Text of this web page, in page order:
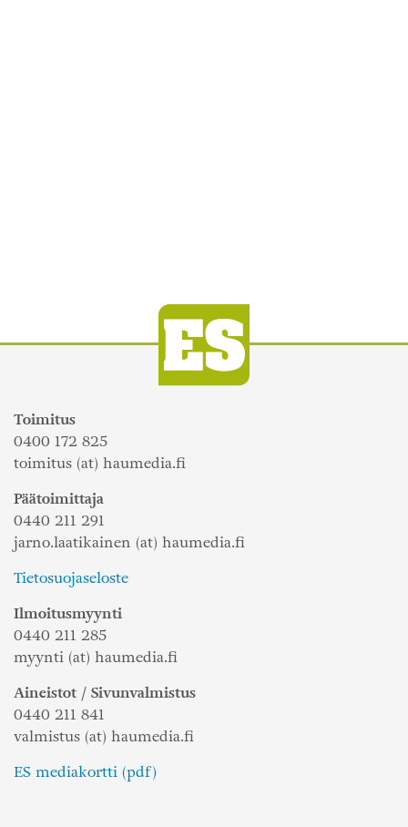
Toimitus
0400 172 825
toimitus (at) haumedia.fi
Päätoimittaja
0440 211 291
jarno.laatikainen (at) haumedia.fi
Tietosuojaseloste
Ilmoitusmyynti
0440 211 285
myynti (at) haumedia.fi
Aineistot / Sivunvalmistus
0440 211 841
valmistus (at) haumedia.fi
ES mediakortti (pdf)